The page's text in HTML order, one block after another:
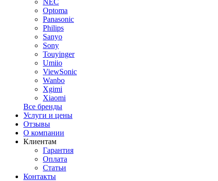
NEC
Optoma
Panasonic
Philips
Sanyo
Sony
Touyinger
Umiio
ViewSonic
Wanbo
Xgimi
Xiaomi
Все бренды
Услуги и цены
Отзывы
О компании
Клиентам
Гарантия
Оплата
Статьи
Контакты